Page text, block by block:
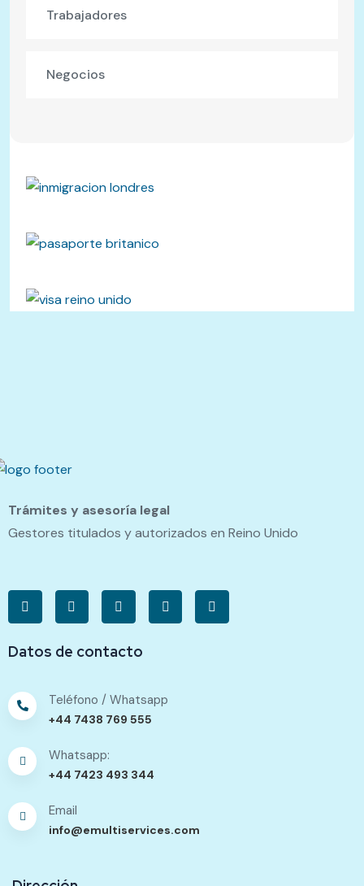
Trabajadores
Negocios
Trámites y asesoría legal
Gestores titulados y autorizados en Reino Unido
Datos de contacto
Teléfono / Whatsapp
+44 7438 769 555
Whatsapp:
+44 7423 493 344
Email
info@emultiservices.com